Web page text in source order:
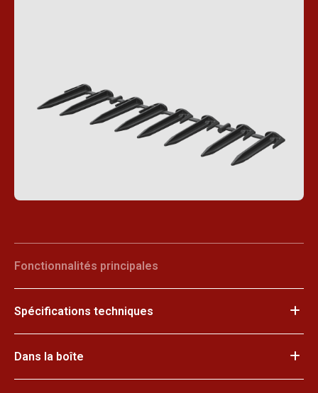
Fonctionnalités principales
Spécifications techniques
Dans la boîte